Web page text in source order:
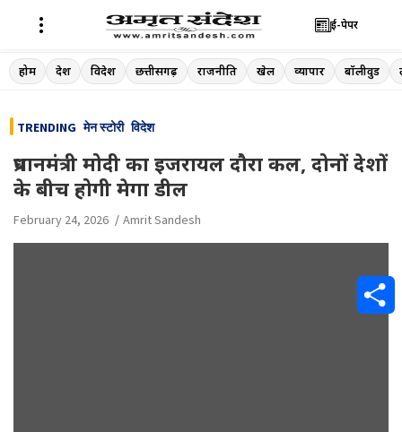
Skip
to
ई-पेपर
होम देश विदेश छत्तीसगढ़ राजनीति खेल व्यापार बॉलीवुड
TRENDING मेन स्टोरी विदेश
प्रधानमंत्री मोदी का इजरायल दौरा कल, दोनों देशों
के बीच होगी मेगा डील
February 24, 2026 Amrit Sandesh